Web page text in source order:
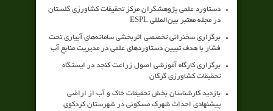
دستاورد علمی پژوهشگران مرکز تحقیقات کشاورزی گلستان
در مجله معتبر بین‌المللی ESPL
برگزاری سخنرانی تخصصی اثربخشی سامانه‌های آبیاری تحت
فشار با هدف تبیین دستاوردهای علمی در مدیریت منابع آب
برگزاری کارگاه آموزشی اصول زراعت کنجد در ایستگاه
تحقیقات کشاورزی گرگان
بازدید کارشناسان بخش تحقیقات خاک و آب از اراضی
پیشنهادی احداث شهرک مسکونی در شهرستان کردکوی